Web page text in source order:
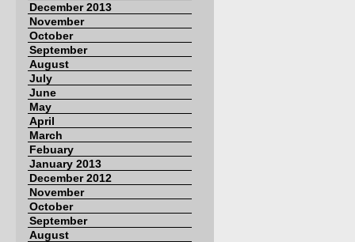
December 2013
November
October
September
August
July
June
May
April
March
Febuary
January 2013
December 2012
November
October
September
August